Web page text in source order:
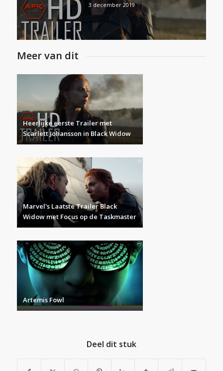
3 december 2019
Meer van dit
Heerlijke eerste Trailer met
Scarlett Johansson in Black Widow
Marvel's Laatste Trailer Black
Widow met Focus op de Taskmaster
Artemis Fowl
Deel dit stuk